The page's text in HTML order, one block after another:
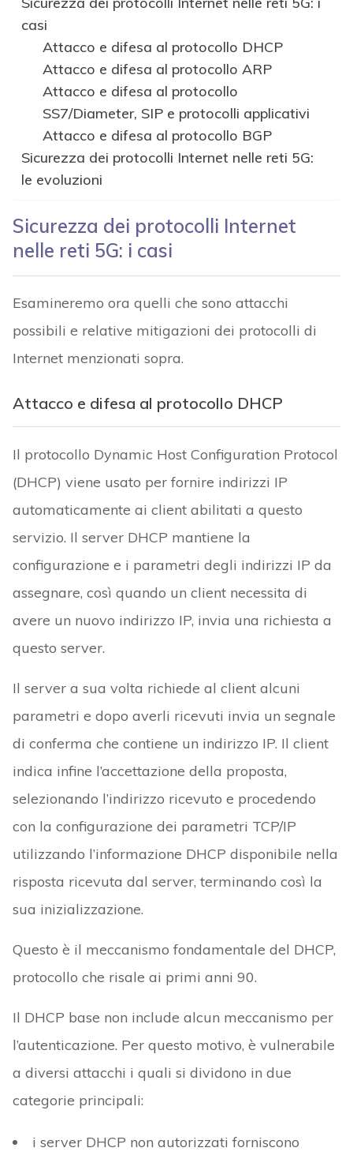
casi
Attacco e difesa al protocollo DHCP
Attacco e difesa al protocollo ARP
Attacco e difesa al protocollo
SS7/Diameter, SIP e protocolli applicativi
Attacco e difesa al protocollo BGP
Sicurezza dei protocolli Internet nelle reti 5G:
le evoluzioni
Sicurezza dei protocolli Internet
nelle reti 5G: i casi
Esamineremo ora quelli che sono attacchi
possibili e relative mitigazioni dei protocolli di
Internet menzionati sopra.
Attacco e difesa al protocollo DHCP
Il protocollo Dynamic Host Configuration Protocol
(DHCP) viene usato per fornire indirizzi IP
automaticamente ai client abilitati a questo
servizio. Il server DHCP mantiene la
configurazione e i parametri degli indirizzi IP da
assegnare, così quando un client necessita di
avere un nuovo indirizzo IP, invia una richiesta a
questo server.
Il server a sua volta richiede al client alcuni
parametri e dopo averli ricevuti invia un segnale
di conferma che contiene un indirizzo IP. Il client
indica infine l’accettazione della proposta,
selezionando l’indirizzo ricevuto e procedendo
con la configurazione dei parametri TCP/IP
utilizzando l’informazione DHCP disponibile nella
risposta ricevuta dal server, terminando così la
sua inizializzazione.
Questo è il meccanismo fondamentale del DHCP,
protocollo che risale ai primi anni 90.
Il DHCP base non include alcun meccanismo per
l’autenticazione. Per questo motivo, è vulnerabile
a diversi attacchi i quali si dividono in due
categorie principali:
i server DHCP non autorizzati forniscono